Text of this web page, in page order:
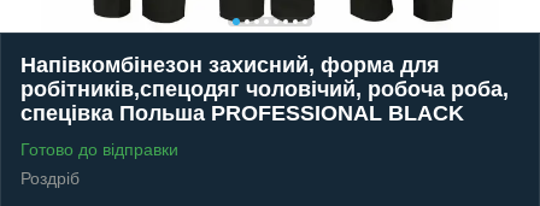
Напівкомбінезон захисний, форма для
робітників,спецодяг чоловічий, робоча роба,
спецівка Польша PROFESSIONAL BLACK
Готово до відправки
Роздріб